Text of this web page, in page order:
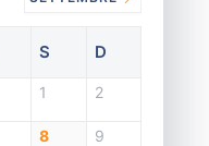
S D
1 2
8 9